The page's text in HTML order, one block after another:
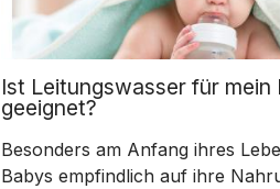
Ist Leitungswasser für mein
geeignet?
Besonders am Anfang ihres
Babys empfindlich auf ihre